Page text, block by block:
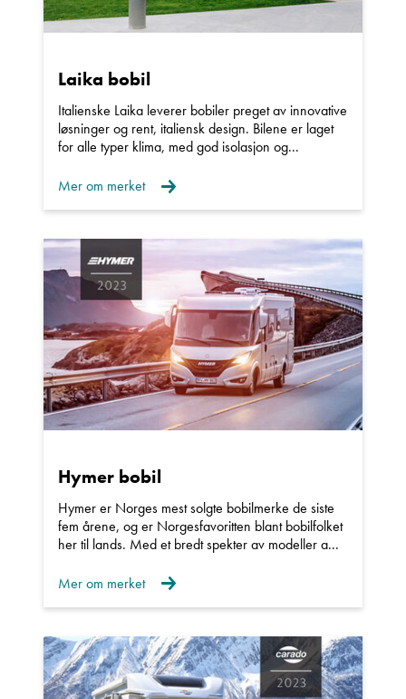
Vis telefon
Vis epost
Ta kontakt
Lurer du på noe? Spør!
Hva gjelder det?
E-post
Laika bobil
Italienske Laika leverer bobiler preget av innovative
løsninger og rent, italiensk design. Bilene er laget
for alle typer klima, med god isolasjon og...
Mer om merket
Hymer bobil
Hymer er Norges mest solgte bobilmerke de siste
fem årene, og er Norgesfavoritten blant bobilfolket
her til lands. Med et bredt spekter av modeller a...
Mer om merket